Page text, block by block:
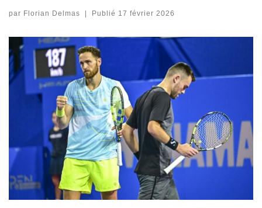
par Florian Delmas | Publié 17 février 2026